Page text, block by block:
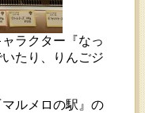
ラクター『なっ
たり、りんごジ
ルメロの駅』の